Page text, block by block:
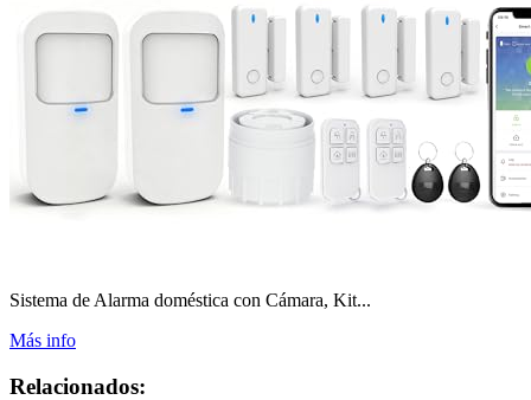
Sistema de Alarma doméstica con Cámara, Kit...
Más info
Relacionados: